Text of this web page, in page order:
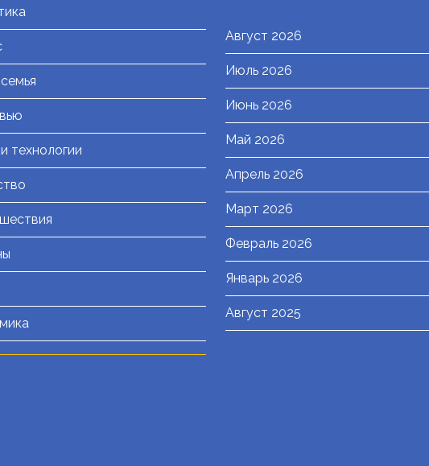
технологии
Август 2026
Июль 2026
Июнь 2026
Май 2026
Апрель 2026
Март 2026
Февраль 2026
Январь 2026
Август 2025